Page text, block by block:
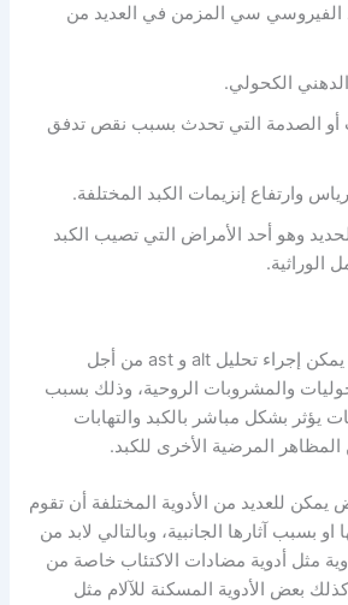
الفيروسي سي المزمن في العديد من
الكحولي.
أو الصدمة التي تحدث بسبب نقص تدفق
وارتفاع إنزيمات الكبد المختلفة.
وهو أحد الأمراض التي تصيب الكبد
الوراثية.
كما توجد حالات عديدة يمكن إجراء تحليل alt و ast من أجل
والمشروبات الروحية، وذلك بسبب
يؤثر بشكل مباشر بالكبد والتهابات
المرضية الأخرى للكبد.
يمكن للعديد من الأدوية المختلفة أن تقوم
او بسبب آثارها الجانبية، وبالتالي لابد من
مثل أدوية مضادات الاكتئاب خاصة من
بعض الأدوية المسكنة للآلام مثل